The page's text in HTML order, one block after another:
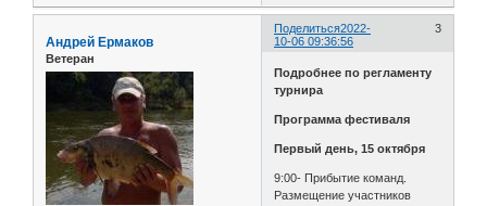
Поделиться 3
2022-
10-06 09:36:56
Андрей Ермаков
Ветеран
Подробнее по регламенту
турнира
Программа фестиваля
Первый день, 15 октября
9:00- Прибытие команд.
Размещение участников